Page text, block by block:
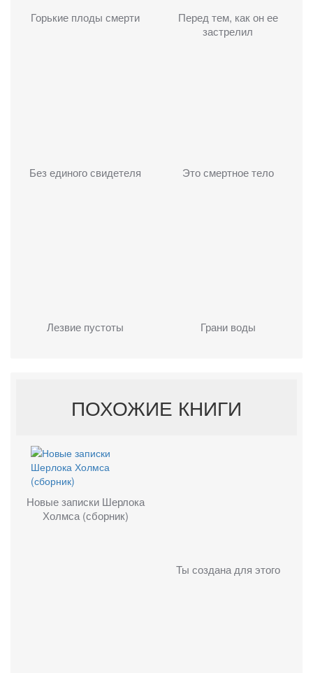
Горькие плоды смерти
Перед тем, как он ее
застрелил
Без единого свидетеля Это смертное тело
Лезвие пустоты Грани воды
ПОХОЖИЕ КНИГИ
Новые записки Шерлока
Холмса (сборник)
Ты создана для этого